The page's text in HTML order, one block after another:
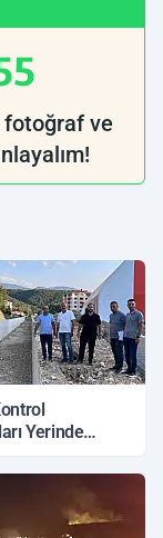
ve
Yerinde